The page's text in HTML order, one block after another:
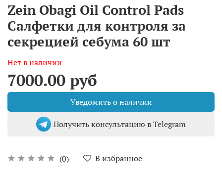
Zein Obagi Oil Control Pads
Салфетки для контроля за
секрецией себума 60 шт
(0) В избранное
Нет в наличии
7000.00 руб
Уведомить о наличии
Получить консультацию в Telegram